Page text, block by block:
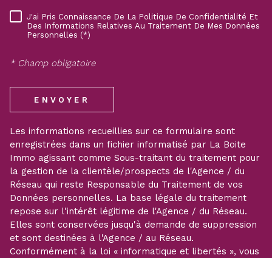
RÈGLEMENTATION
J'ai Pris Connaissance De La Politique De Confidentialité Et
Des Informations Relatives Au Traitement De Mes Données
Personnelles (*)
* Champ obligatoire
ENVOYER
Les informations recueillies sur ce formulaire sont
enregistrées dans un fichier informatisé par La Boite
Immo agissant comme Sous-traitant du traitement pour
la gestion de la clientèle/prospects de l'Agence / du
Réseau qui reste Responsable du Traitement de vos
Données personnelles. La base légale du traitement
repose sur l'intérêt légitime de l'Agence / du Réseau.
Elles sont conservées jusqu'à demande de suppression
et sont destinées à l'Agence / au Réseau.
Conformément à la loi « informatique et libertés », vous